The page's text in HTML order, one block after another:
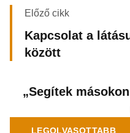
Előző cikk
Kapcsolat a
között
„Segítek
LEGOLVASOTTABB